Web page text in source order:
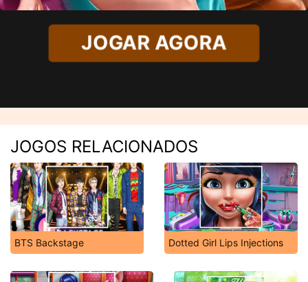
JOGAR AGORA
JOGOS RELACIONADOS
BTS Backstage Dotted Girl Lips Injections